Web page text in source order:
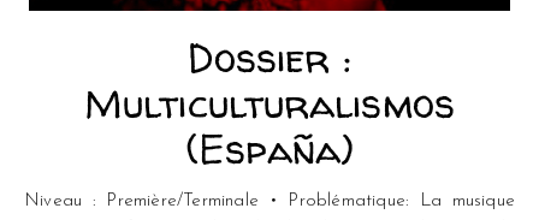
Dossier :
Multiculturalismos
(España)
Niveau : Première/Terminale • Problématique: La musique